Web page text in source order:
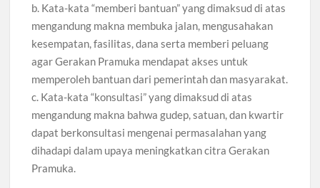
b. Kata-kata “memberi bantuan” yang dimaksud di atas
mengandung makna membuka jalan, mengusahakan
kesempatan, fasilitas, dana serta memberi peluang
agar Gerakan Pramuka mendapat akses untuk
memperoleh bantuan dari pemerintah dan masyarakat.
c. Kata-kata “konsultasi” yang dimaksud di atas
mengandung makna bahwa gudep, satuan, dan kwartir
dapat berkonsultasi mengenai permasalahan yang
dihadapi dalam upaya meningkatkan citra Gerakan
Pramuka.